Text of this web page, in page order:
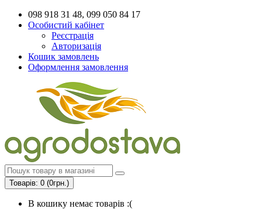
098 918 31 48, 099 050 84 17
Особистий кабінет
Реєстрація
Авторизація
Кошик замовлень
Оформлення замовлення
Товарів: 0 (0грн.)
В кошику немає товарів :(